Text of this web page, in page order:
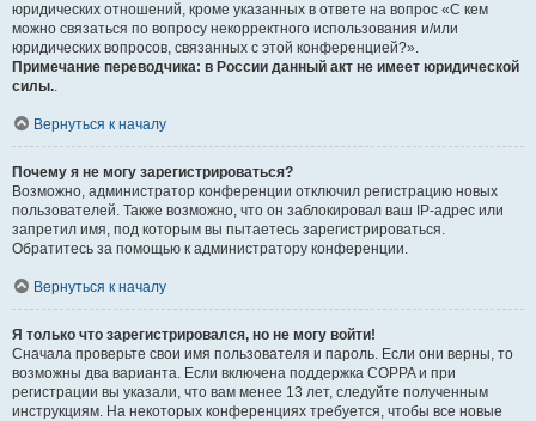
юридических отношений, кроме указанных в ответе на вопрос «С кем
можно связаться по вопросу некорректного использования и/или
юридических вопросов, связанных с этой конференцией?».
Примечание переводчика: в России данный акт не имеет юридической
силы..
Вернуться к началу
Почему я не могу зарегистрироваться?
Возможно, администратор конференции отключил регистрацию новых
пользователей. Также возможно, что он заблокировал ваш IP-адрес или
запретил имя, под которым вы пытаетесь зарегистрироваться.
Обратитесь за помощью к администратору конференции.
Вернуться к началу
Я только что зарегистрировался, но не могу войти!
Сначала проверьте свои имя пользователя и пароль. Если они верны, то
возможны два варианта. Если включена поддержка COPPA и при
регистрации вы указали, что вам менее 13 лет, следуйте полученным
инструкциям. На некоторых конференциях требуется, чтобы все новые